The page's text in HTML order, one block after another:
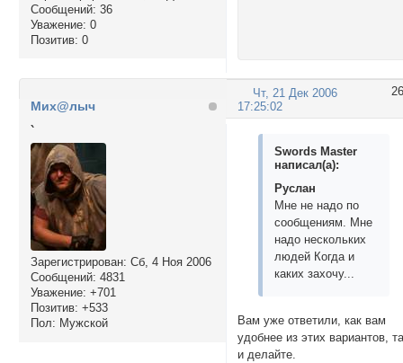
Сообщений: 36
Уважение: 0
Позитив: 0
26
Чт, 21 Дек 2006
17:25:02
Мих@лыч
`
Зарегистрирован: Сб, 4 Ноя 2006
Сообщений: 4831
Уважение: +701
Позитив: +533
Пол: Мужской
Swords Master
написал(а):
Руслан
Мне не надо по
сообщениям. Мне
надо нескольких
людей Когда и
каких захочу...
Вам уже ответили, как вам
удобнее из этих вариантов,
и делайте.